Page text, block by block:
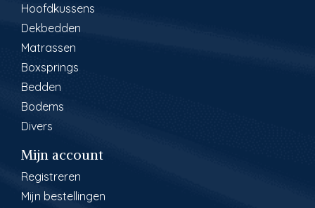
Hoofdkussens
Dekbedden
Matrassen
Boxsprings
Bedden
Bodems
Divers
Mijn account
Registreren
Mijn bestellingen